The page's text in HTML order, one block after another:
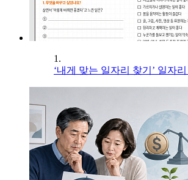
1.
‘내게 맞는 일자리 찾기’ 일자